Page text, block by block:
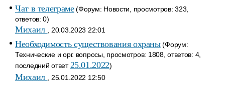
Чат в телеграме(Форум: Новости, просмотров: 323,
ответов: 0)
Михаил , 20.03.2023 22:01
Необходимость существования охраны(Форум:
Технические и орг. вопросы, просмотров: 1808, ответов: 4,
последний ответ25.01.2022)
Михаил , 25.01.2022 12:50